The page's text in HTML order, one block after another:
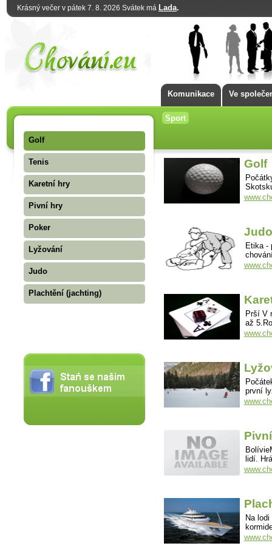
Krásný večer v pátek 7. 8. 2026 Svátek má Lada.
Komunikace Ve
Sport
Golf
Tenis
Karetní hry
Pivní hry
Poker
Lyžování
Judo
Plachtění (jachting)
Golf
Judo
Etika -
Prší V
až
první
lidí.
Na